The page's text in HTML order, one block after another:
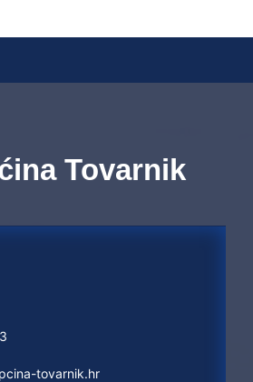
Tovarnik
tovarnik.hr